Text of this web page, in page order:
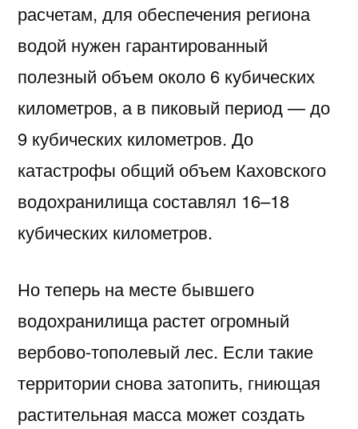
расчетам, для обеспечения региона
водой нужен гарантированный
полезный объем около 6 кубических
километров, а в пиковый период — до
9 кубических километров. До
катастрофы общий объем Каховского
водохранилища составлял 16–18
кубических километров.
Но теперь на месте бывшего
водохранилища растет огромный
вербово-тополевый лес. Если такие
территории снова затопить, гниющая
растительная масса может создать